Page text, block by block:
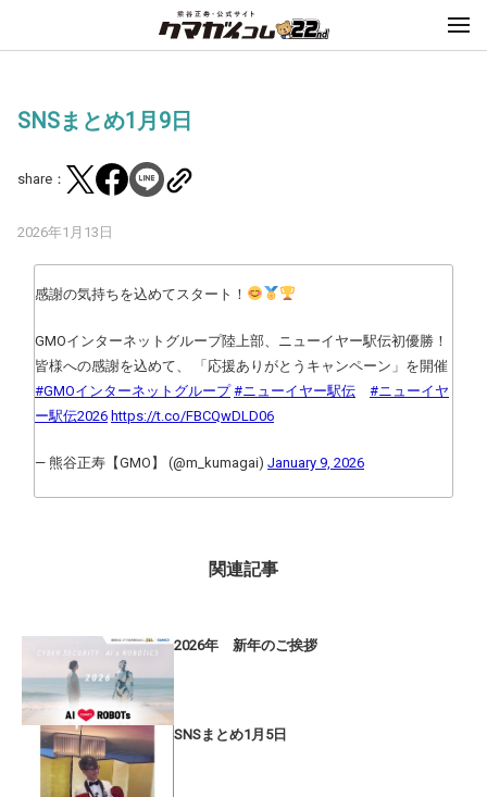
SNSまとめ1月9日
share：
2026年1月13日
感謝の気持ちを込めてスタート！
GMOインターネットグループ陸上部、ニューイヤー駅伝初優勝！
皆様への感謝を込めて、 「応援ありがとうキャンペーン」を開催
#GMOインターネットグループ #ニューイヤー駅伝
#ニューイヤ
ー駅伝2026 https://t.co/FBCQwDLD06
— 熊谷正寿【GMO】 (@m_kumagai) January 9, 2026
関連記事
2026年 新年のご挨拶
SNSまとめ1月5日